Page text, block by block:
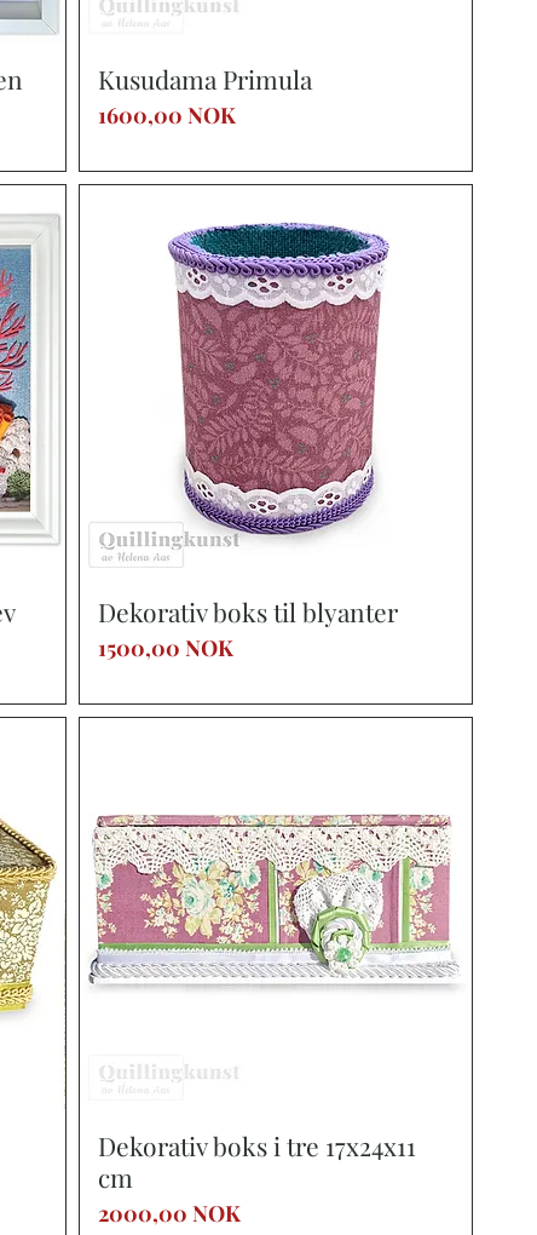
Vista rápida
Kusudama Primula
Precio
1600,00 NOK
Vista rápida
Dekorativ boks til blyanter
Precio
1500,00 NOK
Vista rápida
Dekorativ boks i tre 17x24x11
cm
Precio
2000,00 NOK